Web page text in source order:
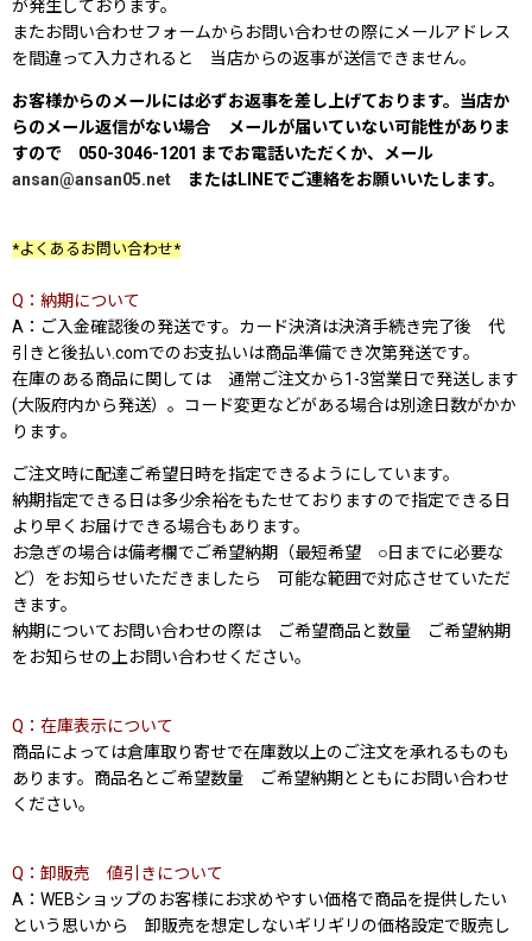
が発生しております。
またお問い合わせフォームからお問い合わせの際にメールアドレス
を間違って入力されると 当店からの返事が送信できません。
お客様からのメールには必ずお返事を差し上げております。当店か
らのメール返信がない場合 メールが届いていない可能性がありま
すので 050-3046-1201 までお電話いただくか、メール
ansan@ansan05.net またはLINEでご連絡をお願いいたします。
*よくあるお問い合わせ*
Q：納期について
A：ご入金確認後の発送です。カード決済は決済手続き完了後 代
引きと後払い.comでのお支払いは商品準備でき次第発送です。
在庫のある商品に関しては 通常ご注文から1-3営業日で発送します
(大阪府内から発送）。コード変更などがある場合は別途日数がかか
ります。
ご注文時に配達ご希望日時を指定できるようにしています。
納期指定できる日は多少余裕をもたせておりますので指定できる日
より早くお届けできる場合もあります。
お急ぎの場合は備考欄でご希望納期（最短希望 ○日までに必要な
ど）をお知らせいただきましたら 可能な範囲で対応させていただ
きます。
納期についてお問い合わせの際は ご希望商品と数量 ご希望納期
をお知らせの上お問い合わせください。
Q：在庫表示について
商品によっては倉庫取り寄せで在庫数以上のご注文を承れるものも
あります。商品名とご希望数量 ご希望納期とともにお問い合わせ
ください。
Q：卸販売 値引きについて
A：WEBショップのお客様にお求めやすい価格で商品を提供したい
という思いから 卸販売を想定しないギリギリの価格設定で販売し